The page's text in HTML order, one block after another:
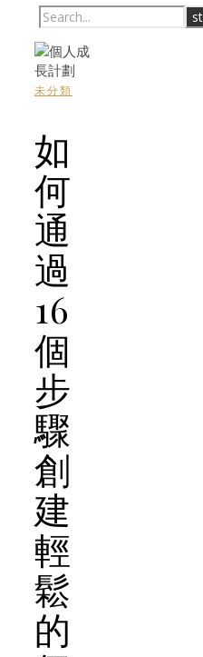
未分類
如
何
通
過
16
個
步
驟
創
建
輕
鬆
的